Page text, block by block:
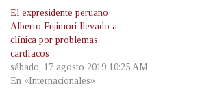
El expresidente peruano
Alberto Fujimori llevado a
clínica por problemas
cardíacos
sábado, 17 agosto 2019 10:25 AM
En «Internacionales»